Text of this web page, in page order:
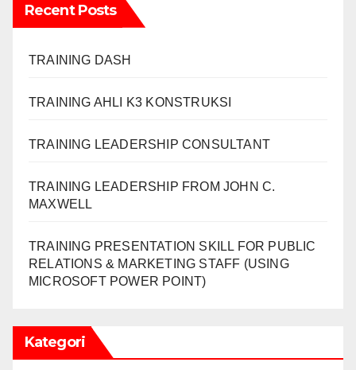
Recent Posts
TRAINING DASH
TRAINING AHLI K3 KONSTRUKSI
TRAINING LEADERSHIP CONSULTANT
TRAINING LEADERSHIP FROM JOHN C.
MAXWELL
TRAINING PRESENTATION SKILL FOR PUBLIC
RELATIONS & MARKETING STAFF (USING
MICROSOFT POWER POINT)
Kategori